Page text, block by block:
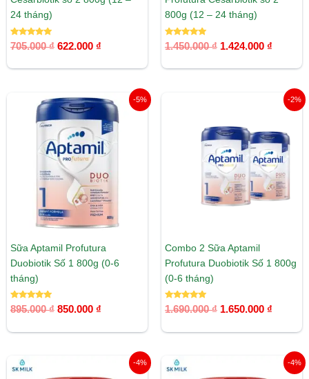
24 tháng)
Được xếp
hạng
705.000₫ 622.000 ₫
800g (12 – 24 tháng)
Được xếp
hạng
1.450.000₫ 1.424.000 ₫
-5%
Sữa Aptamil Profutura
Duobiotik Số 1 800g (0-6
tháng)
Được xếp
hạng
895.000₫
Giá
gốc
là:
895.000 ₫.
850.000 ₫
Giá
hiện
tại
là:
850.000 ₫.
-2%
Combo 2 Sữa Aptamil
Profutura Duobiotik Số 1 800g
(0-6 tháng)
Được xếp
hạng
1.690.000₫
1.690.000 ₫.
1.650.000 ₫
Giá
hiện
là:
-4% -4%